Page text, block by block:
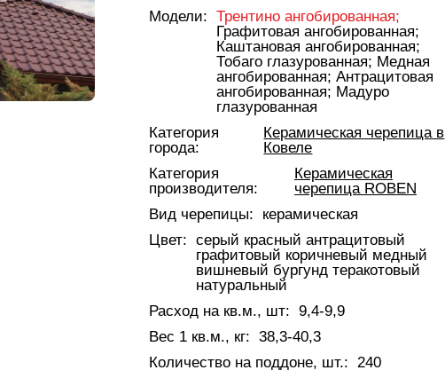
Модели: Трентино ангобированная;
Графитовая ангобированная;
Каштановая ангобированная;
Тобаго глазурованная; Медная
ангобированная; Антрацитовая
ангобированная; Мадуро
глазурованная
Категория
города:
Керамическая черепица в
Ковеле
Категория
производителя:
Керамическая
черепица ROBEN
Вид черепицы:
керамическая
Цвет: серый красный антрацитовый
графитовый коричневый медный
вишневый бургунд теракотовый
натуральный
Расход на кв.м., шт: 9,4-9,9
Вес 1 кв.м., кг: 38,3-40,3
Количество на поддоне, шт.: 240